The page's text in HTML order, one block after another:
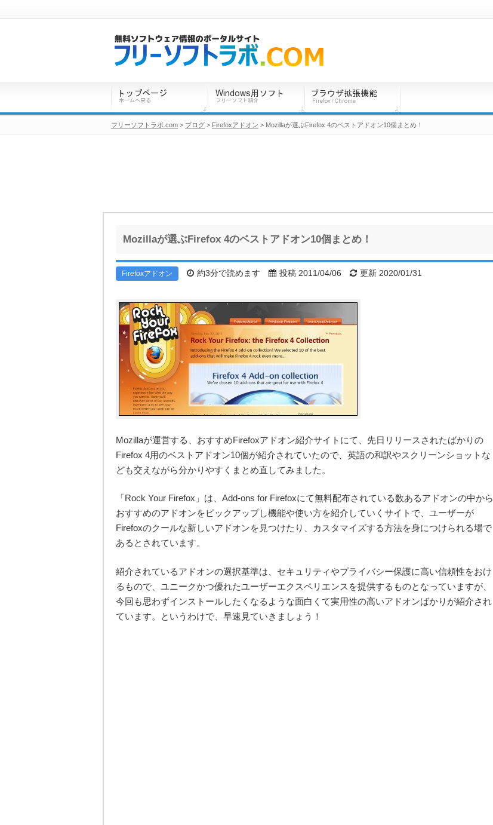
Mozillaが選ぶFirefox 4のベストアドオン10個まとめ！
Firefoxアドオン 約3分で読めます 投稿 2011/04/06 更新 2020/01/31
Mozillaが運営する、おすすめFirefoxアドオン紹介サイトにて、先日リリースされたばかりの
Firefox 4用のベストアドオン10個が紹介されていたので、英語の和訳やスクリーンショットな
ども交えながら分かりやすくまとめ直してみました。
「Rock Your Firefox」は、Add-ons for Firefoxにて無料配布されている数あるアドオンの中から
おすすめのアドオンをピックアップし機能や使い方を紹介していくサイトで、ユーザーが
Firefoxのクールな新しいアドオンを見つけたり、カスタマイズする方法を身につけられる場で
あるとされています。
紹介されているアドオンの選択基準は、セキュリティやプライバシー保護に高い信頼性をおけ
るもので、ユニークかつ優れたユーザーエクスペリエンスを提供するものとなっていますが、
今回も思わずインストールしたくなるような面白くて実用性の高いアドオンばかりが紹介され
ています。というわけで、早速見ていきましょう！
フリーソフトラボ.com > ブログ > Firefoxアドオン > Mozillaが選ぶFirefox 4のベストアドオン10個まとめ！